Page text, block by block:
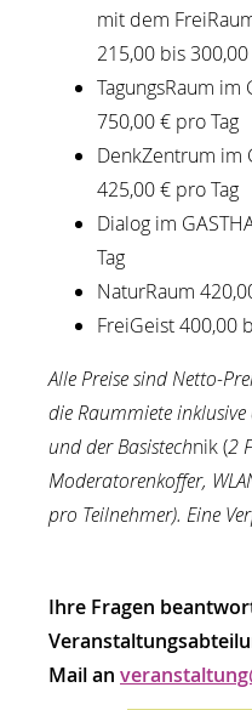
mit dem
215,00 bis
TagungsRaum im
750,00 € pro Tag
DenkZentrum im
425,00 € pro Tag
Dialog im
Tag
NaturRaum
FreiGeist 400,00
Alle Preise sind Netto-
die Raummiete
und der Basistechnik (2
Moderatorenkoffer,
pro Teilnehmer). Eine
Ihre Fragen
Mail an